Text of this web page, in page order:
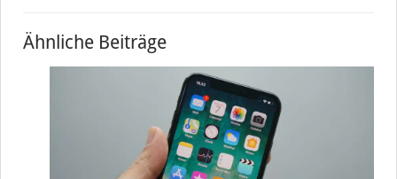
Ähnliche Beiträge